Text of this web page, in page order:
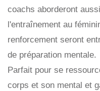
coachs aborderont
l'entraînement au
renforcement seront
de préparation mentale.
Parfait pour se
corps et son mental et